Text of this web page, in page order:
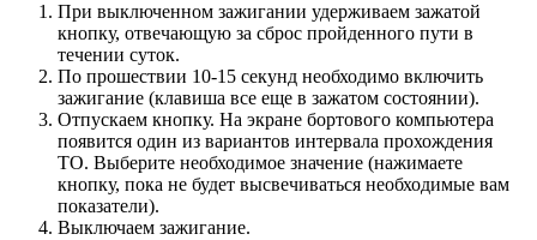
При выключенном зажигании удерживаем зажатой
кнопку, отвечающую за сброс пройденного пути в
течении суток.
По прошествии 10-15 секунд необходимо включить
зажигание (клавиша все еще в зажатом состоянии).
Отпускаем кнопку. На экране бортового компьютера
появится один из вариантов интервала прохождения
ТО. Выберите необходимое значение (нажимаете
кнопку, пока не будет высвечиваться необходимые вам
показатели).
Выключаем зажигание.